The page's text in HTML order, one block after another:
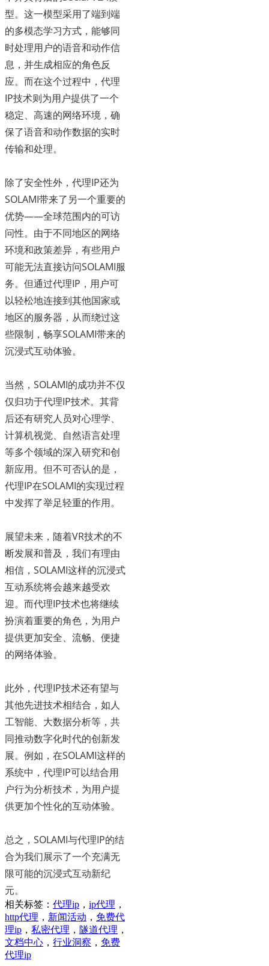
型。这一模型采用了端到端
的多模态学习方式，能够同
时处理用户的语音和动作信
息，并生成相应的角色反
应。而在这个过程中，代理
IP技术则为用户提供了一个
稳定、高速的网络环境，确
保了语音和动作数据的实时
传输和处理。
除了安全性外，代理IP还为
SOLAMI带来了另一个重要的
优势——全球范围内的可访
问性。由于不同地区的网络
环境和政策差异，有些用户
可能无法直接访问SOLAMI服
务。但通过代理IP，用户可
以轻松地连接到其他国家或
地区的服务器，从而绕过这
些限制，畅享SOLAMI带来的
沉浸式互动体验。
当然，SOLAMI的成功并不仅
仅归功于代理IP技术。其背
后还有研究人员对心理学、
计算机视觉、自然语言处理
等多个领域的深入研究和创
新应用。但不可否认的是，
代理IP在SOLAMI的实现过程
中发挥了举足轻重的作用。
展望未来，随着VR技术的不
断发展和普及，我们有理由
相信，SOLAMI这样的沉浸式
互动系统将会越来越受欢
迎。而代理IP技术也将继续
扮演着重要的角色，为用户
提供更加安全、流畅、便捷
的网络体验。
此外，代理IP技术还有望与
其他先进技术相结合，如人
工智能、大数据分析等，共
同推动数字化时代的创新发
展。例如，在SOLAMI这样的
系统中，代理IP可以结合用
户行为分析技术，为用户提
供更加个性化的互动体验。
总之，SOLAMI与代理IP的结
合为我们展示了一个充满无
限可能的沉浸式互动新纪
元。
相关标签： 代理ip ， ip代理 ，
http代理 ， 新闻活动 ， 免费代
理ip ， 私密代理 ， 隧道代理 ，
文档中心 ， 行业洞察 ， 免费
代理ip